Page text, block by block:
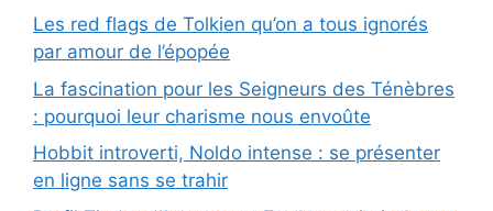
Les red flags de Tolkien qu’on a tous ignorés
par amour de l’épopée
La fascination pour les Seigneurs des Ténèbres
: pourquoi leur charisme nous envoûte
Hobbit introverti, Noldo intense : se présenter
en ligne sans se trahir